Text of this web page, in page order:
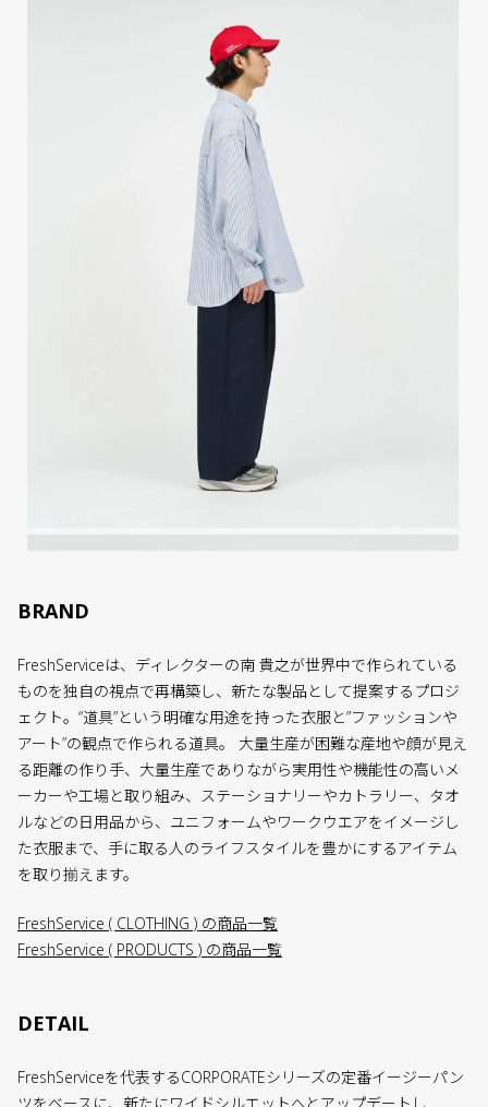
BRAND
FreshServiceは、ディレクターの南 貴之が世界中で作られている
ものを独自の視点で再構築し、新たな製品として提案するプロジ
ェクト。“道具”という明確な用途を持った衣服と”ファッションや
アート”の観点で作られる道具。 大量生産が困難な産地や顔が見え
る距離の作り手、大量生産でありながら実用性や機能性の高いメ
ーカーや工場と取り組み、ステーショナリーやカトラリー、タオ
ルなどの日用品から、ユニフォームやワークウエアをイメージし
た衣服まで、手に取る人のライフスタイルを豊かにするアイテム
を取り揃えます。
FreshService ( CLOTHING ) の商品一覧
FreshService ( PRODUCTS ) の商品一覧
DETAIL
FreshServiceを代表するCORPORATEシリーズの定番イージーパン